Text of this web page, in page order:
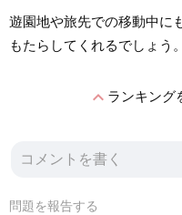
遊園地や旅先での移動中に
もたらしてくれるでしょう。
expand_lessランキング
問題を報告する